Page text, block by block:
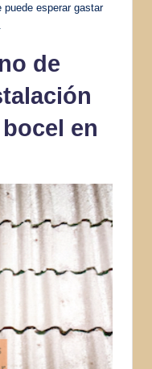
esperar gastar
de
en